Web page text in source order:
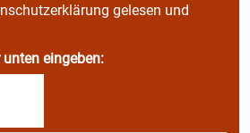
gelesen und
eingeben: